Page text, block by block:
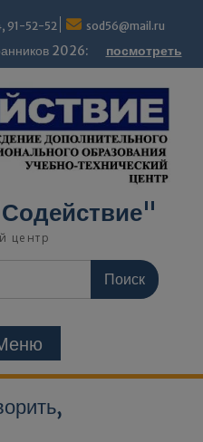
91-52-52 sod56@mail.ru
2026: посмотреть
центр